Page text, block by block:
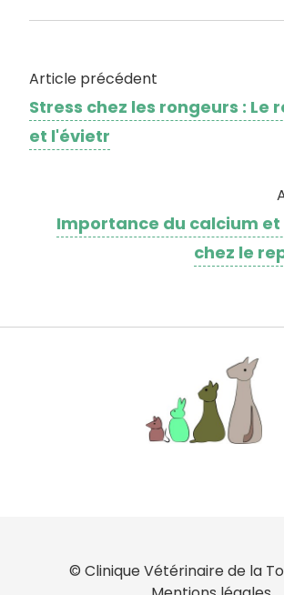
Article précédent
Stress chez les rongeurs : Le
et l'évietr
Importance du calcium
chez le
© Clinique Vétérinaire de la